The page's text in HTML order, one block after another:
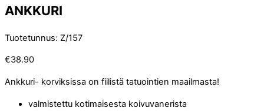
ANKKURI
Tuotetunnus: Z/157
€38.90
Ankkuri- korviksissa on fiilistä tatuointien maailmasta!
valmistettu kotimaisesta koivuvanerista